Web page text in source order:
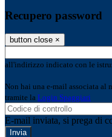
Recupero password
button close ×
all'indirizzo indicato con le
Non hai una e-mail associata al
tramite la Login Spaggiari
E-mail inviata, si prega di